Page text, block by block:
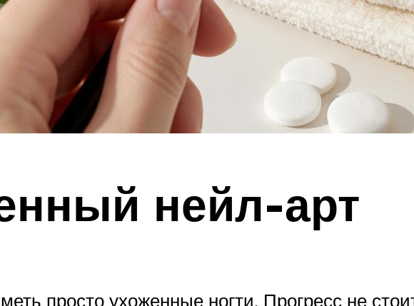
нейл-арт
просто ухоженные ногти. Прогресс не